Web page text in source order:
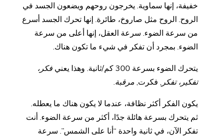
خفيفة، إنها سماوية. يخرجون روحهم ويضعون الجسد في
الروح. الروح مثل صاروخ، طائرة. إنها تحرك الجسد أسرع
من سرعة الضوء. سرعة العقل، إنها أعلى من سرعة
الضوء. بمجرد أن تفكر في شيء ما تكون هناك.
يتحرك الضوء بسرعة 300 كم/ثانية. وهذا يعني
فكر،
تفكير، تفكر , فكرت, مرقبة.
يكون الفكر أكثر نظافة، عندما لا يكون هناك ما يعطله.
ثم يتحرك بسرعة هائلة جدًا، أكثر من سرعة الضوء. أنت
تفكر الآن، في ثانية واحدة “أنا على الشمس”. سرعة